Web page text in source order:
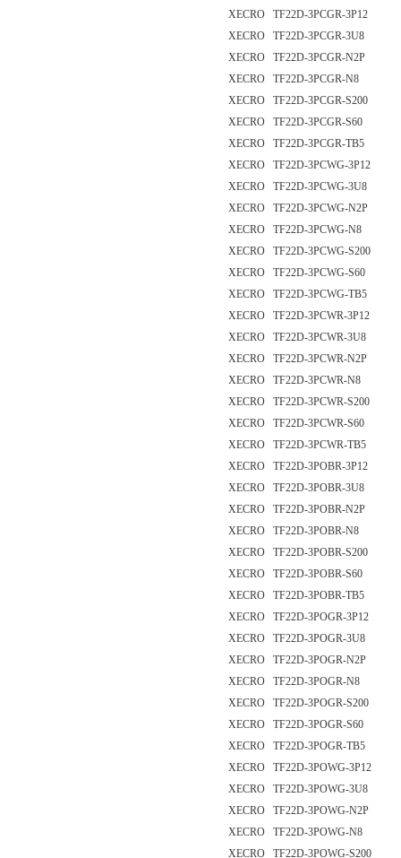
XECRO TF22D-3PCGR-3P12
XECRO TF22D-3PCGR-3U8
XECRO TF22D-3PCGR-N2P
XECRO TF22D-3PCGR-N8
XECRO TF22D-3PCGR-S200
XECRO TF22D-3PCGR-S60
XECRO TF22D-3PCGR-TB5
XECRO TF22D-3PCWG-3P12
XECRO TF22D-3PCWG-3U8
XECRO TF22D-3PCWG-N2P
XECRO TF22D-3PCWG-N8
XECRO TF22D-3PCWG-S200
XECRO TF22D-3PCWG-S60
XECRO TF22D-3PCWG-TB5
XECRO TF22D-3PCWR-3P12
XECRO TF22D-3PCWR-3U8
XECRO TF22D-3PCWR-N2P
XECRO TF22D-3PCWR-N8
XECRO TF22D-3PCWR-S200
XECRO TF22D-3PCWR-S60
XECRO TF22D-3PCWR-TB5
XECRO TF22D-3POBR-3P12
XECRO TF22D-3POBR-3U8
XECRO TF22D-3POBR-N2P
XECRO TF22D-3POBR-N8
XECRO TF22D-3POBR-S200
XECRO TF22D-3POBR-S60
XECRO TF22D-3POBR-TB5
XECRO TF22D-3POGR-3P12
XECRO TF22D-3POGR-3U8
XECRO TF22D-3POGR-N2P
XECRO TF22D-3POGR-N8
XECRO TF22D-3POGR-S200
XECRO TF22D-3POGR-S60
XECRO TF22D-3POGR-TB5
XECRO TF22D-3POWG-3P12
XECRO TF22D-3POWG-3U8
XECRO TF22D-3POWG-N2P
XECRO TF22D-3POWG-N8
XECRO TF22D-3POWG-S200